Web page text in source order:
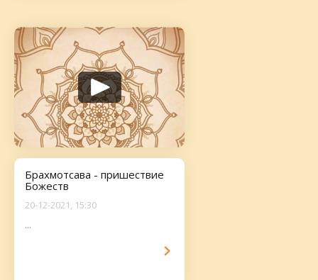
Брахмотсава - пришествие
Божеств
20-12-2021, 15:30
...